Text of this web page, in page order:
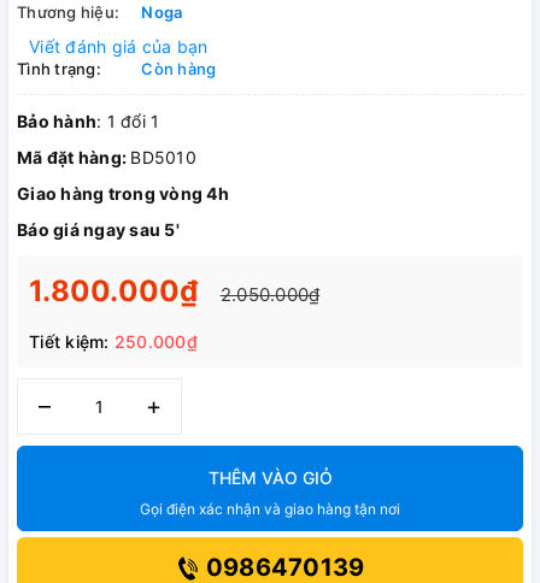
Thương hiệu:
Noga
Viết đánh giá của bạn
Tình trạng: Còn hàng
Bảo hành: 1 đổi 1
Mã đặt hàng: BD5010
Giao hàng trong vòng 4h
Báo giá ngay sau 5'
1.800.000₫ 2.050.000₫
Tiết kiệm: 250.000₫
– +
THÊM VÀO GIỎ
Gọi điện xác nhận và giao hàng tận nơi
0986470139